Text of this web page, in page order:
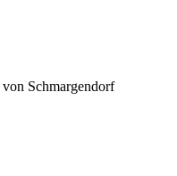
von Schmargendorf